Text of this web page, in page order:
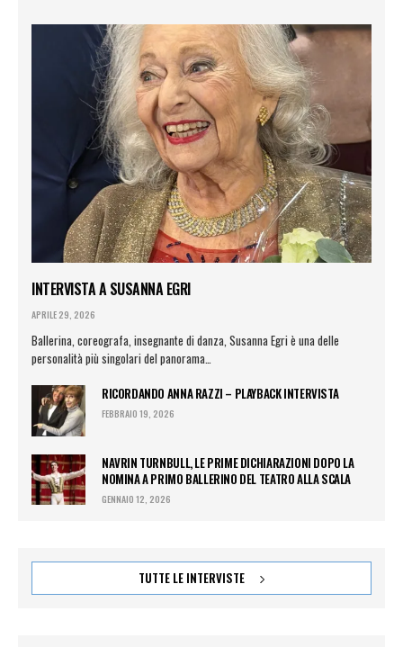
INTERVISTA A SUSANNA EGRI
APRILE 29, 2026
Ballerina, coreografa, insegnante di danza, Susanna Egri è una delle
personalità più singolari del panorama…
RICORDANDO ANNA RAZZI – PLAYBACK INTERVISTA
FEBBRAIO 19, 2026
NAVRIN TURNBULL, LE PRIME DICHIARAZIONI DOPO LA
NOMINA A PRIMO BALLERINO DEL TEATRO ALLA SCALA
GENNAIO 12, 2026
TUTTE LE INTERVISTE